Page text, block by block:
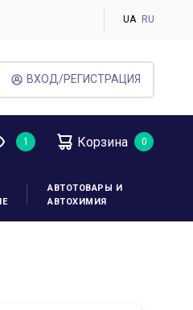
UA RU
ВХОД/РЕГИСТРАЦИЯ
Корзина
АВТОТОВАРЫ И
АВТОХИМИЯ